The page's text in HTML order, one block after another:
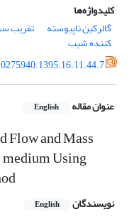
کلیدواژه‌ها
گالرکین ناپیوسته
تقریب
کننده شیب
عنوان مقاله English
and Mass
Using
نویسندگان English